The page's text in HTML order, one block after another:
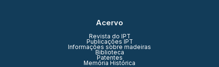
Acervo
Revista do IPT
Publicações IPT
Informações sobre madeiras
Biblioteca
Patentes
Memória Histórica